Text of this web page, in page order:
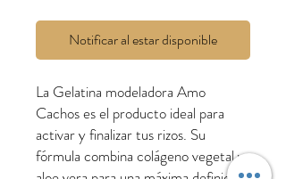
Notificar al estar disponible
La Gelatina modeladora Amo
Cachos es el producto ideal para
activar y finalizar tus rizos. Su
fórmula combina colágeno vegetal y